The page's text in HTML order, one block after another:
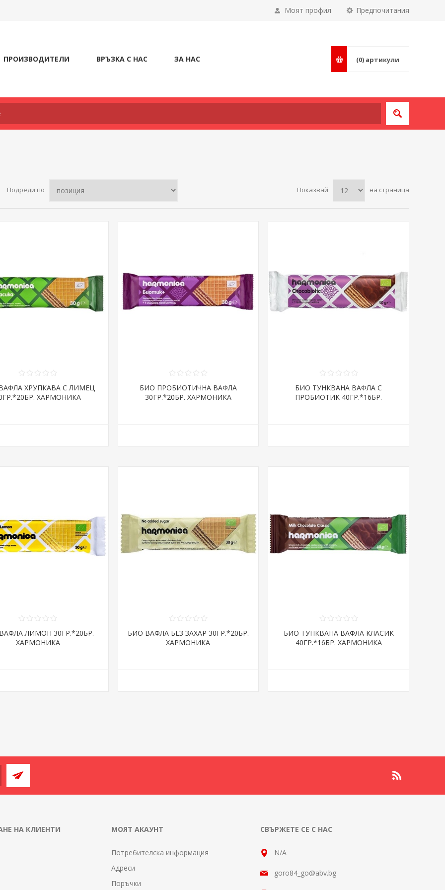
Предпочитания
Моят профил
ПРОИЗВОДИТЕЛИ ВРЪЗКА С НАС ЗА НАС (0) артикули
Подреди по Показвай на страница
ХРУПКАВА С ЛИМЕЦ
ХАРМОНИКА
БИО ПРОБИОТИЧНА ВАФЛА
30ГР.*20БР. ХАРМОНИКА
БИО ТУНКВАНА ВАФЛА С
ПРОБИОТИК 40ГР.*16БР.
ЛИМОН 30ГР.*20БР.
ХАРМОНИКА
БИО ВАФЛА БЕЗ ЗАХАР 30ГР.*20БР.
ХАРМОНИКА
БИО ТУНКВАНА ВАФЛА КЛАСИК
40ГР.*16БР. ХАРМОНИКА
НА КЛИЕНТИ МОЯТ АКАУНТ
Потребителска информация
Адреси
Поръчки
СВЪРЖЕТЕ СЕ С НАС
N/A
goro84_go@abv.bg